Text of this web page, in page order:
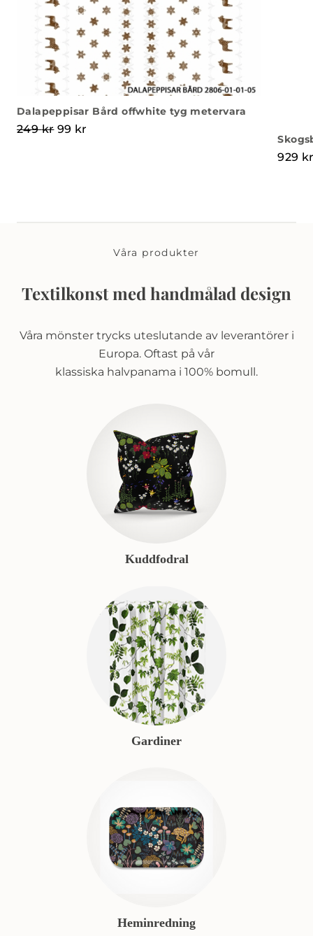
Dalapeppisar Bård offwhite tyg metervara
249kr Det ursprungliga priset var: 249 kr.
99 kr
929
Våra produkter
Textilkonst med handmålad design
Våra mönster trycks uteslutande av leverantörer i
Europa. Oftast på vår
klassiska halvpanama i 100% bomull.
Kuddfodral
Gardiner
Heminredning